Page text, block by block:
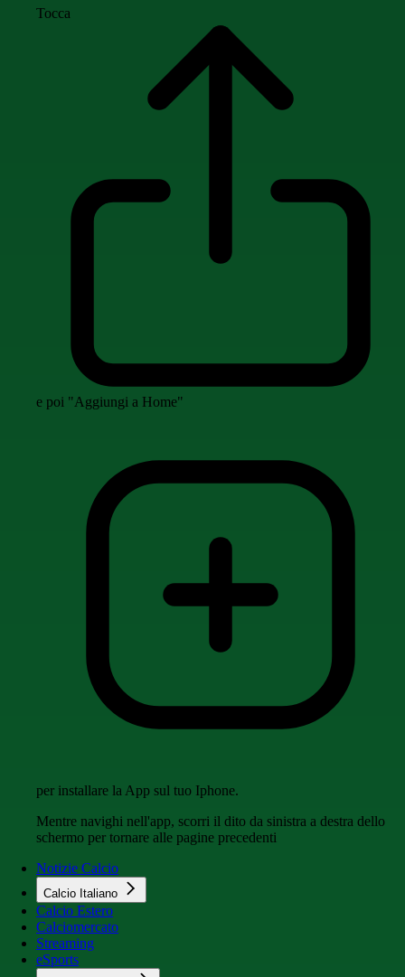
Tocca
e poi "Aggiungi a Home"
per installare la App sul tuo Iphone.
Mentre navighi nell'app, scorri il dito da sinistra a destra dello
schermo per tornare alle pagine precedenti
Notizie Calcio
Calcio Italiano
Calcio Estero
Calciomercato
Streaming
eSports